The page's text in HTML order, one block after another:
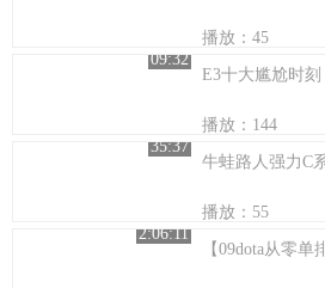
播放：45
09:32
E3十大尴尬时刻
播放：144
35:37
播放：55
2:06:11
【09dota从零单